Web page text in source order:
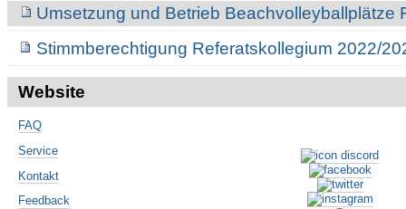
Umsetzung und Betrieb Beachvolleyballplätze
Stimmberechtigung Referatskollegium 2022/
Website
FAQ
Service
Kontakt
Feedback